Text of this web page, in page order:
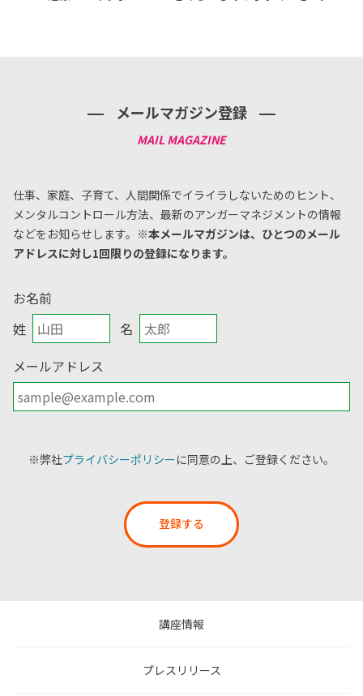
メールマガジン登録
仕事、家庭、子育て、人間関係でイライラしないためのヒント、
メンタルコントロール方法、 最新のアンガーマネジメントの情報
などをお知らせします。 ※本メールマガジンは、ひとつのメール
アドレスに対し1回限りの登録になります。
お名前
姓
名
メールアドレス
※弊社プライバシーポリシーに同意の上、ご登録ください。
登録する
講座情報
プレスリリース